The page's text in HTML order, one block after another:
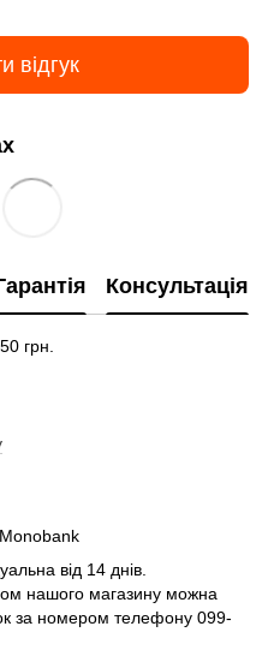
відгук
Консультація
грн.
від 14 днів.
нашого магазину можна
за номером телефону 099-